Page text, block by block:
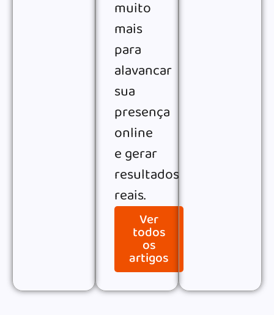
muito
mais
para
alavancar
sua
presença
online
e gerar
resultados
reais.
Ver
todos
os
artigos